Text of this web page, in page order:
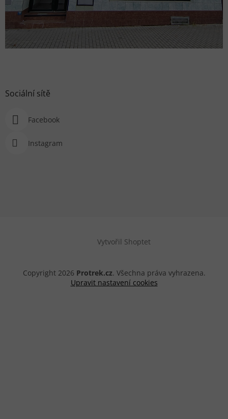
Sociální sítě
Facebook
Instagram
Vytvořil Shoptet
Copyright 2026 Protrek.cz. Všechna práva vyhrazena.
Upravit nastavení cookies